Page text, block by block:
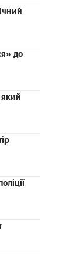
до
який